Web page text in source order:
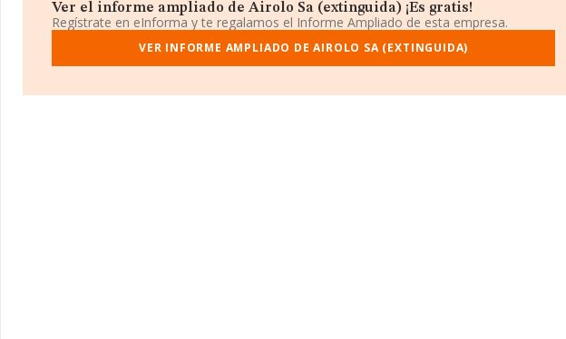
Con los datos a disposición de INFORMA sobre 142.938 empresas pertenecientes al sector, a
nivel nacional la facturación asciende a 31.947 millones de euros y se estima que el promedio
de la facturación entre todas las empresas es de 223 mil euros. Para aportar ulterior
información de interés en el ámbito sectorial, la media de empleados es de 3; la antigüedad
Ver el informe ampliado de Airolo Sa (extinguida) ¡Es gratis!
Regístrate en eInforma y te regalamos el Informe Ampliado de esta empresa.
VER INFORME AMPLIADO DE AIROLO SA (EXTINGUIDA)